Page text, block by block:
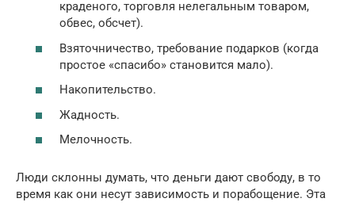
краденого, торговля нелегальным товаром,
обвес, обсчет).
Взяточничество, требование подарков (когда
простое «спасибо» становится мало).
Накопительство.
Жадность.
Мелочность.
Люди склонны думать, что деньги дают свободу, в то
время как они несут зависимость и порабощение. Эта